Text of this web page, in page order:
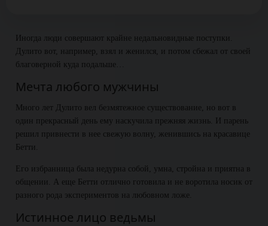
Иногда люди совершают крайне недальновидные поступки.
Дулито вот, например, взял и женился, и потом сбежал от своей
благоверной куда подальше…
Мечта любого мужчины
Много лет Дулито вел безмятежное существование, но вот в
один прекрасный день ему наскучила прежняя жизнь. И парень
решил привнести в нее свежую волну, женившись на красавице
Бетти.
Его избранница была недурна собой, умна, стройна и приятна в
общении. А еще Бетти отлично готовила и не воротила носик от
разного рода экспериментов на любовном ложе.
Истинное лицо ведьмы